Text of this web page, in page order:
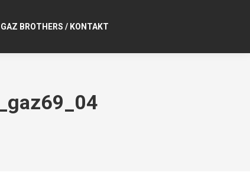
BROTHERS / KONTAKT